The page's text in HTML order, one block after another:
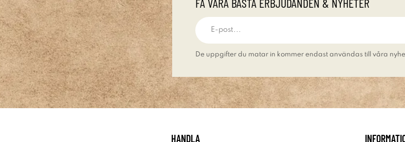
De uppgifter du matar in kommer endast användas till våra
HANDLA